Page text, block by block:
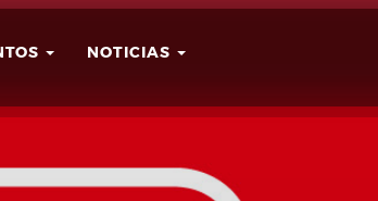
NOTICIAS